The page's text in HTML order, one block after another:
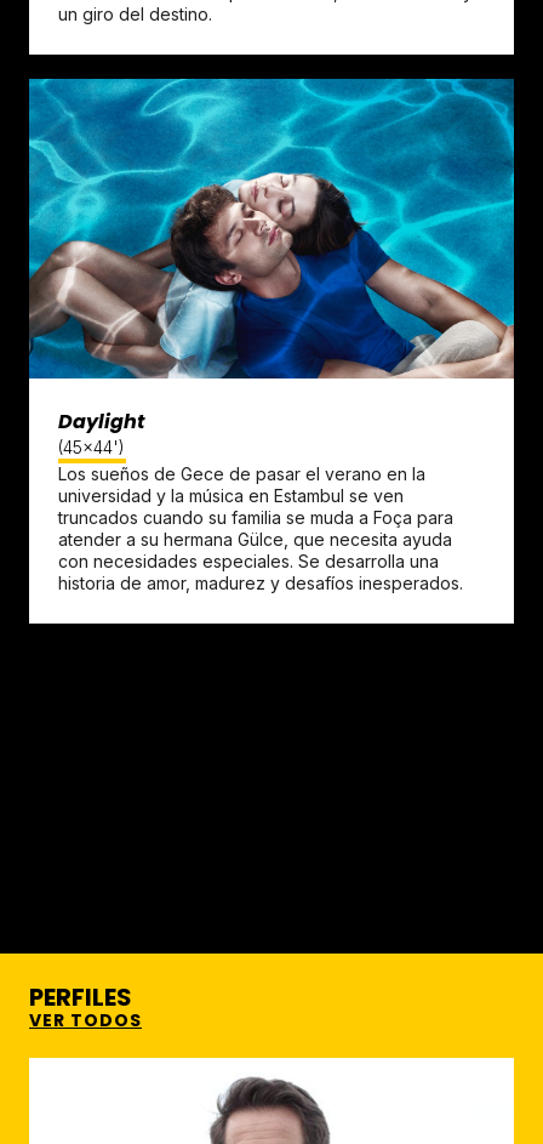
un giro del destino.
Daylight
(45x44')
Los sueños de Gece de pasar el verano en la
universidad y la música en Estambul se ven
truncados cuando su familia se muda a Foça para
atender a su hermana Gülce, que necesita ayuda
con necesidades especiales. Se desarrolla una
historia de amor, madurez y desafíos inesperados.
PERFILES
VER TODOS